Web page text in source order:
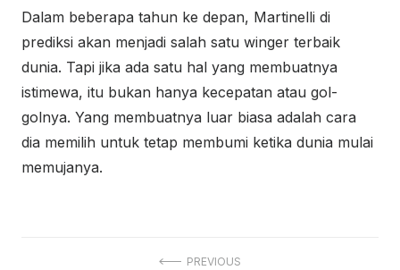
Dalam beberapa tahun ke depan, Martinelli di
prediksi akan menjadi salah satu winger terbaik
dunia. Tapi jika ada satu hal yang membuatnya
istimewa, itu bukan hanya kecepatan atau gol-
golnya. Yang membuatnya luar biasa adalah cara
dia memilih untuk tetap membumi ketika dunia mulai
memujanya.
PREVIOUS